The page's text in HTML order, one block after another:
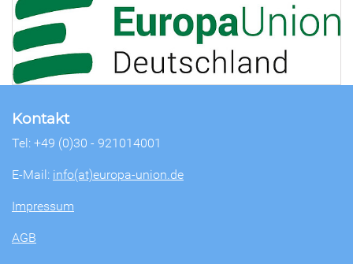
Kontakt
Tel: +49 (0)30 - 921014001
E-Mail: info(at)europa-union.de
Impressum
AGB